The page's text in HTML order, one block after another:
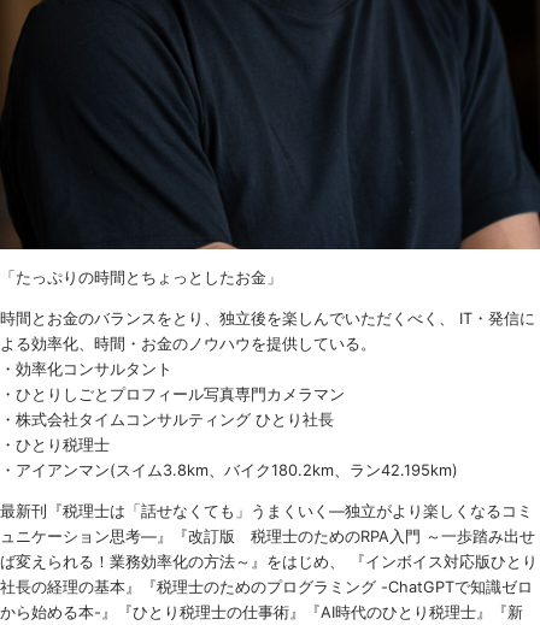
「たっぷりの時間とちょっとしたお金」
時間とお金のバランスをとり、独立後を楽しんでいただくべく、 IT・発信に
よる効率化、時間・お金のノウハウを提供している。
・効率化コンサルタント
・ひとりしごとプロフィール写真専門カメラマン
・株式会社タイムコンサルティング ひとり社長
・ひとり税理士
・アイアンマン(スイム3.8km、バイク180.2km、ラン42.195km)
最新刊『税理士は「話せなくても」うまくいく ―独立がより楽しくなるコミ
ュニケーション思考―』『改訂版 税理士のためのRPA 入門 ～一歩踏み出せ
ば変えられる！業務効率化の方法～』をはじめ、 『インボイス対応版ひとり
社長の経理の基本』『税理士のためのプログラミング -ChatGPTで知識ゼロ
から始める本-』『ひとり税理士の仕事術』『AI時代のひとり税理士』『新